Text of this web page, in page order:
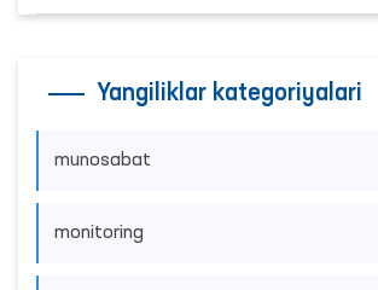
Yangiliklar kategoriyalari
munosabat
monitoring